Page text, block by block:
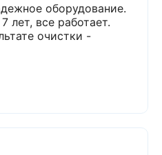
оборудование.
лет, все работает.
очистки -